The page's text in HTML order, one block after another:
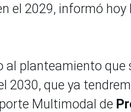
el 2029, informó
al planteamiento que
2030, que ya
Multimodal de